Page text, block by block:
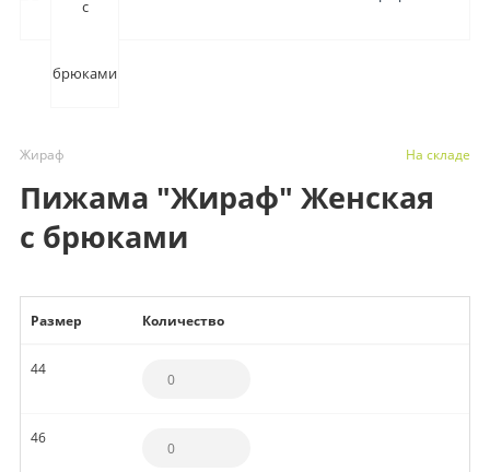
Жираф
Пижама "Жираф" Женская
с брюками
На складе
Размер Количество
44
46